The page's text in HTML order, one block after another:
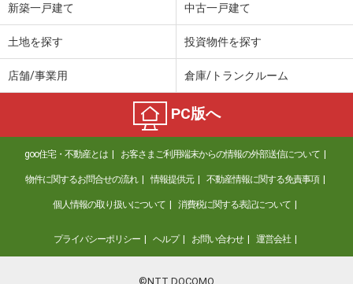
新築一戸建て 中古一戸建て
土地を探す 投資物件を探す
店舗/事業用 倉庫/トランクルーム
PC版へ
goo住宅・不動産とは お客さまご利用端末からの情報の外部送信について
物件に関するお問合せの流れ 情報提供元 不動産情報に関する免責事項
個人情報の取り扱いについて 消費税に関する表記について
プライバシーポリシー ヘルプ お問い合わせ 運営会社
©NTT DOCOMO